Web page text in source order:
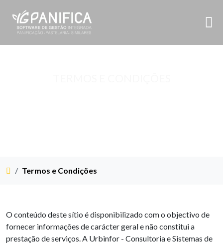
Termos e Condições
O conteúdo deste sítio é disponibilizado com o objectivo de
fornecer informações de carácter geral e não constitui a
prestação de serviços. A Urbinfor - Consultoria e Sistemas de